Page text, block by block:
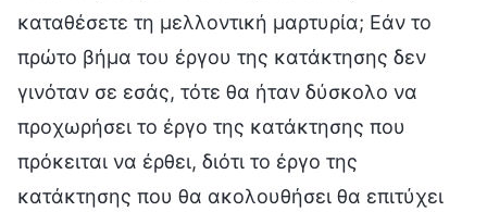
καταθέσετε τη μελλοντική μαρτυρία; Εάν το
πρώτο βήμα του έργου της κατάκτησης δεν
γινόταν σε εσάς, τότε θα ήταν δύσκολο να
προχωρήσει το έργο της κατάκτησης που
πρόκειται να έρθει, διότι το έργο της
κατάκτησης που θα ακολουθήσει θα επιτύχει